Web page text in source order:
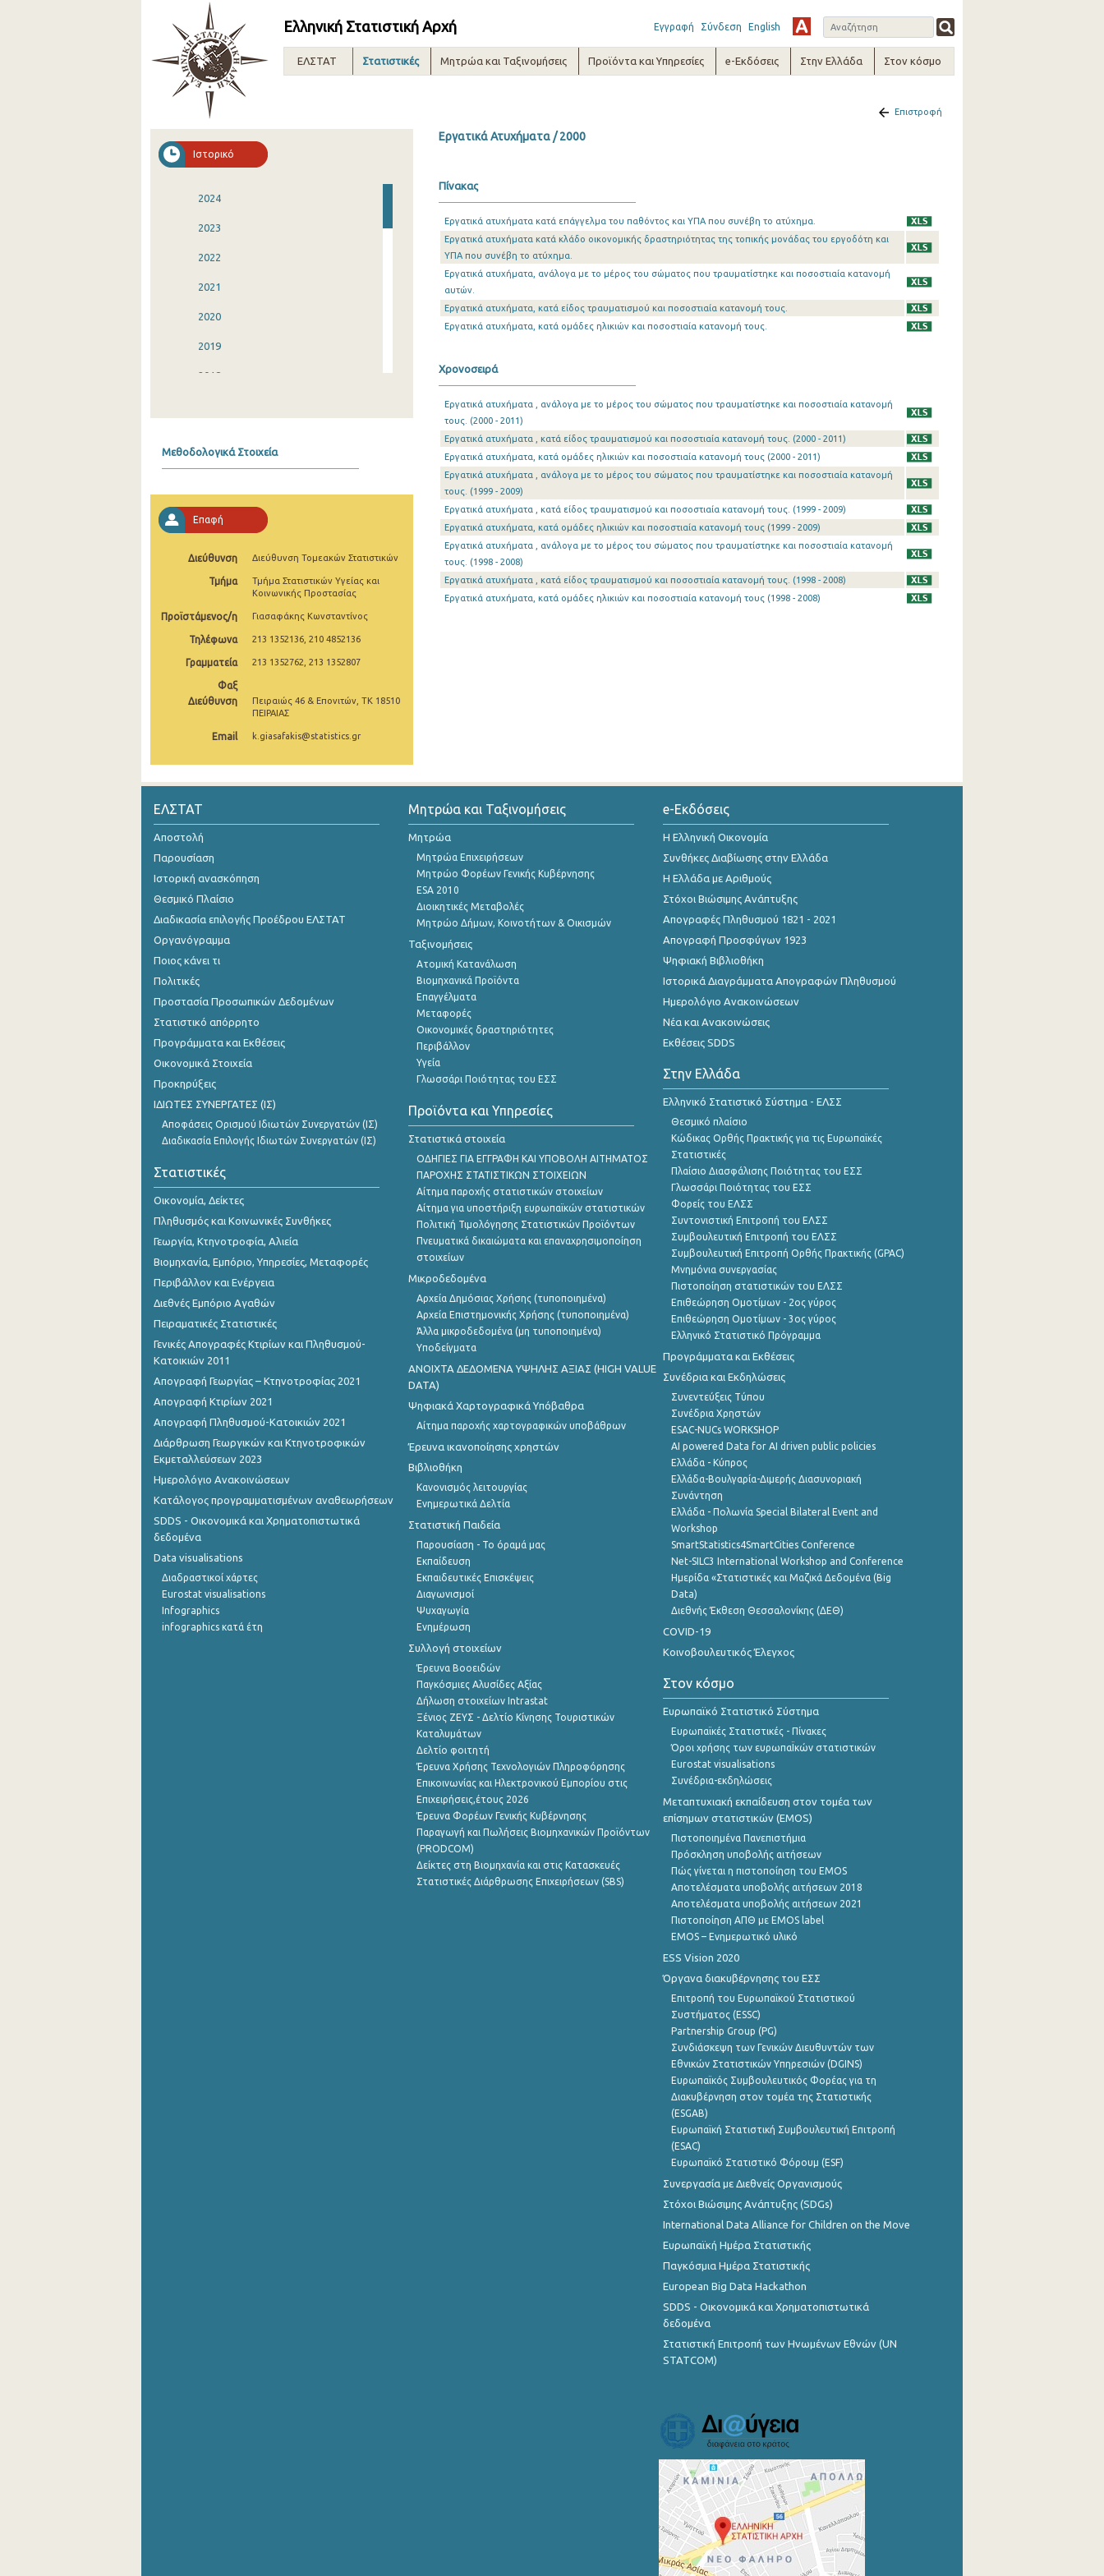
Ελληνική Στατιστική Αρχή Εγγραφή Σύνδεση English
ΕΛΣΤΑΤ Στατιστικές Μητρώα και Ταξινομήσεις Προϊόντα και Υπηρεσίες e-Εκδόσεις Στην Ελλάδα Στον κόσμο
Ιστορικό
2024
2023
2022
2021
2020
2019
2018
2014
2013
2012
2011
2010
2009
2008
2007
2006
2004
2001
1999
1998
Μεθοδολογικά Στοιχεία
Επαφή
Διεύθυνση Διεύθυνση Τομεακών Στατιστικών
Τμήμα
Τμήμα Στατιστικών Υγείας και
Κοινωνικής Προστασίας
Προϊστάμενος/η Γιασαφάκης Κωνσταντίνος
Τηλέφωνα 213 1352136, 210 4852136
Γραμματεία 213 1352762, 213 1352807
Φαξ
Διεύθυνση
Πειραιώς 46 & Επονιτών, ΤΚ 18510
ΠΕΙΡΑΙΑΣ
Email k.giasafakis@statistics.gr
Επιστροφή
Εργατικά Ατυχήματα / 2000
Πίνακας
Εργατικά ατυχήματα κατά επάγγελμα του παθόντος και ΥΠΑ που συνέβη το ατύχημα.
Εργατικά ατυχήματα κατά κλάδο οικονομικής δραστηριότητας της τοπικής μονάδας του εργοδότη και
ΥΠΑ που συνέβη το ατύχημα.
Εργατικά ατυχήματα, ανάλογα με το μέρος του σώματος που τραυματίστηκε και ποσοστιαία κατανομή
αυτών.
Εργατικά ατυχήματα, κατά είδος τραυματισμού και ποσοστιαία κατανομή τους.
Εργατικά ατυχήματα, κατά ομάδες ηλικιών και ποσοστιαία κατανομή τους.
Χρονοσειρά
Εργατικά ατυχήματα , ανάλογα με το μέρος του σώματος που τραυματίστηκε και ποσοστιαία κατανομή
τους. (2000 - 2011)
Εργατικά ατυχήματα , κατά είδος τραυματισμού και ποσοστιαία κατανομή τους. (2000 - 2011)
Εργατικά ατυχήματα, κατά ομάδες ηλικιών και ποσοστιαία κατανομή τους (2000 - 2011)
Εργατικά ατυχήματα , ανάλογα με το μέρος του σώματος που τραυματίστηκε και ποσοστιαία κατανομή
τους. (1999 - 2009)
Εργατικά ατυχήματα , κατά είδος τραυματισμού και ποσοστιαία κατανομή τους. (1999 - 2009)
Εργατικά ατυχήματα, κατά ομάδες ηλικιών και ποσοστιαία κατανομή τους (1999 - 2009)
Εργατικά ατυχήματα , ανάλογα με το μέρος του σώματος που τραυματίστηκε και ποσοστιαία κατανομή
τους. (1998 - 2008)
Εργατικά ατυχήματα , κατά είδος τραυματισμού και ποσοστιαία κατανομή τους. (1998 - 2008)
Εργατικά ατυχήματα, κατά ομάδες ηλικιών και ποσοστιαία κατανομή τους (1998 - 2008)
ΕΛΣΤΑΤ
Αποστολή
Παρουσίαση
Ιστορική ανασκόπηση
Θεσμικό Πλαίσιο
Διαδικασία επιλογής Προέδρου ΕΛΣΤΑΤ
Οργανόγραμμα
Ποιος κάνει τι
Πολιτικές
Προστασία Προσωπικών Δεδομένων
Στατιστικό απόρρητο
Προγράμματα και Εκθέσεις
Οικονομικά Στοιχεία
Προκηρύξεις
ΙΔΙΩΤΕΣ ΣΥΝΕΡΓΑΤΕΣ (ΙΣ)
Αποφάσεις Ορισμού Ιδιωτών Συνεργατών (ΙΣ)
Διαδικασία Επιλογής Ιδιωτών Συνεργατών (ΙΣ)
Στατιστικές
Οικονομία, Δείκτες
Πληθυσμός και Κοινωνικές Συνθήκες
Γεωργία, Κτηνοτροφία, Αλιεία
Βιομηχανία, Εμπόριο, Υπηρεσίες, Μεταφορές
Περιβάλλον και Ενέργεια
Διεθνές Εμπόριο Αγαθών
Πειραματικές Στατιστικές
Γενικές Απογραφές Κτιρίων και Πληθυσμού-
Κατοικιών 2011
Απογραφή Γεωργίας – Κτηνοτροφίας 2021
Απογραφή Κτιρίων 2021
Απογραφή Πληθυσμού-Κατοικιών 2021
Διάρθρωση Γεωργικών και Κτηνοτροφικών
Εκμεταλλεύσεων 2023
Ημερολόγιο Ανακοινώσεων
Κατάλογος προγραμματισμένων αναθεωρήσεων
SDDS - Οικονομικά και Χρηματοπιστωτικά
δεδομένα
Data visualisations
Διαδραστικοί χάρτες
Eurostat visualisations
Infographics
infographics κατά έτη
Μητρώα και Ταξινομήσεις
Μητρώα
Μητρώα Επιχειρήσεων
Μητρώο Φορέων Γενικής Κυβέρνησης
ESA 2010
Διοικητικές Μεταβολές
Μητρώο Δήμων, Κοινοτήτων & Οικισμών
Ταξινομήσεις
Ατομική Κατανάλωση
Βιομηχανικά Προϊόντα
Επαγγέλματα
Μεταφορές
Οικονομικές δραστηριότητες
Περιβάλλον
Υγεία
Γλωσσάρι Ποιότητας του ΕΣΣ
Προϊόντα και Υπηρεσίες
Στατιστικά στοιχεία
ΟΔΗΓΙΕΣ ΓΙΑ ΕΓΓΡΑΦΗ ΚΑΙ ΥΠΟΒΟΛΗ ΑΙΤΗΜΑΤΟΣ
ΠΑΡΟΧΗΣ ΣΤΑΤΙΣΤΙΚΩΝ ΣΤΟΙΧΕΙΩΝ
Αίτημα παροχής στατιστικών στοιχείων
Αίτημα για υποστήριξη ευρωπαϊκών στατιστικών
Πολιτική Τιμολόγησης Στατιστικών Προϊόντων
Πνευματικά δικαιώματα και επαναχρησιμοποίηση
στοιχείων
Μικροδεδομένα
Αρχεία Δημόσιας Χρήσης (τυποποιημένα)
Αρχεία Επιστημονικής Χρήσης (τυποποιημένα)
Άλλα μικροδεδομένα (μη τυποποιημένα)
Υποδείγματα
ANOIXTA ΔΕΔΟΜΕΝΑ ΥΨΗΛΗΣ ΑΞΙΑΣ (HIGH VALUE
DATA)
Ψηφιακά Χαρτογραφικά Υπόβαθρα
Αίτημα παροχής χαρτογραφικών υποβάθρων
Έρευνα ικανοποίησης χρηστών
Βιβλιοθήκη
Κανονισμός λειτουργίας
Ενημερωτικά Δελτία
Στατιστική Παιδεία
Παρουσίαση - Το όραμά μας
Εκπαίδευση
Εκπαιδευτικές Επισκέψεις
Διαγωνισμοί
Ψυχαγωγία
Ενημέρωση
Συλλογή στοιχείων
Έρευνα Βοοειδών
Παγκόσμιες Αλυσίδες Αξίας
Δήλωση στοιχείων Intrastat
Ξένιος ΖΕΥΣ - Δελτίο Κίνησης Τουριστικών
Καταλυμάτων
Δελτίο φοιτητή
Έρευνα Χρήσης Τεχνολογιών Πληροφόρησης
Επικοινωνίας και Ηλεκτρονικού Εμπορίου στις
Επιχειρήσεις,έτους 2026
Έρευνα Φορέων Γενικής Κυβέρνησης
Παραγωγή και Πωλήσεις Βιομηχανικών Προϊόντων
(PRODCOM)
Δείκτες στη Βιομηχανία και στις Κατασκευές
Στατιστικές Διάρθρωσης Επιχειρήσεων (SBS)
e-Εκδόσεις
Η Ελληνική Οικονομία
Συνθήκες Διαβίωσης στην Ελλάδα
Η Ελλάδα με Αριθμούς
Στόχοι Βιώσιμης Ανάπτυξης
Απογραφές Πληθυσμού 1821 - 2021
Απογραφή Προσφύγων 1923
Ψηφιακή Βιβλιοθήκη
Ιστορικά Διαγράμματα Απογραφών Πληθυσμού
Ημερολόγιο Ανακοινώσεων
Νέα και Ανακοινώσεις
Εκθέσεις SDDS
Στην Ελλάδα
Ελληνικό Στατιστικό Σύστημα - ΕΛΣΣ
Θεσμικό πλαίσιο
Κώδικας Ορθής Πρακτικής για τις Ευρωπαϊκές
Στατιστικές
Πλαίσιο Διασφάλισης Ποιότητας του ΕΣΣ
Γλωσσάρι Ποιότητας του ΕΣΣ
Φορείς του ΕΛΣΣ
Συντονιστική Επιτροπή του ΕΛΣΣ
Συμβουλευτική Επιτροπή του ΕΛΣΣ
Συμβουλευτική Επιτροπή Ορθής Πρακτικής (GPAC)
Μνημόνια συνεργασίας
Πιστοποίηση στατιστικών του ΕΛΣΣ
Επιθεώρηση Ομοτίμων - 2ος γύρος
Επιθεώρηση Ομοτίμων - 3ος γύρος
Ελληνικό Στατιστικό Πρόγραμμα
Προγράμματα και Εκθέσεις
Συνέδρια και Εκδηλώσεις
Συνεντεύξεις Τύπου
Συνέδρια Χρηστών
ESAC-NUCs WORKSHOP
AI powered Data for AI driven public policies
Ελλάδα - Κύπρος
Ελλάδα-Βουλγαρία-Διμερής Διασυνοριακή
Συνάντηση
Ελλάδα - Πολωνία Special Bilateral Event and
Workshop
SmartStatistics4SmartCities Conference
Net-SILC3 International Workshop and Conference
Ημερίδα «Στατιστικές και Μαζικά Δεδομένα (Big
Data)
Διεθνής Έκθεση Θεσσαλονίκης (ΔΕΘ)
COVID-19
Κοινοβουλευτικός Έλεγχος
Στον κόσμο
Ευρωπαϊκό Στατιστικό Σύστημα
Ευρωπαϊκές Στατιστικές - Πίνακες
Όροι χρήσης των ευρωπαΪκών στατιστικών
Eurostat visualisations
Συνέδρια-εκδηλώσεις
Μεταπτυχιακή εκπαίδευση στον τομέα των
επίσημων στατιστικών (EMOS)
Πιστοποιημένα Πανεπιστήμια
Πρόσκληση υποβολής αιτήσεων
Πώς γίνεται η πιστοποίηση του EMOS
Αποτελέσματα υποβολής αιτήσεων 2018
Αποτελέσματα υποβολής αιτήσεων 2021
Πιστοποίηση ΑΠΘ με EMOS label
EMOS – Ενημερωτικό υλικό
ESS Vision 2020
Όργανα διακυβέρνησης του ΕΣΣ
Επιτροπή του Ευρωπαϊκού Στατιστικού
Συστήματος (ESSC)
Partnership Group (PG)
Συνδιάσκεψη των Γενικών Διευθυντών των
Εθνικών Στατιστικών Υπηρεσιών (DGINS)
Ευρωπαϊκός Συμβουλευτικός Φορέας για τη
Διακυβέρνηση στον τομέα της Στατιστικής
(ESGAB)
Ευρωπαϊκή Στατιστική Συμβουλευτική Επιτροπή
(ESAC)
Ευρωπαϊκό Στατιστικό Φόρουμ (ESF)
Συνεργασία με Διεθνείς Οργανισμούς
Στόχοι Βιώσιμης Ανάπτυξης (SDGs)
International Data Alliance for Children on the Move
Ευρωπαϊκή Ημέρα Στατιστικής
Παγκόσμια Ημέρα Στατιστικής
European Big Data Hackathon
SDDS - Οικονομικά και Χρηματοπιστωτικά
δεδομένα
Στατιστική Επιτροπή των Ηνωμένων Εθνών (UN
STATCOM)